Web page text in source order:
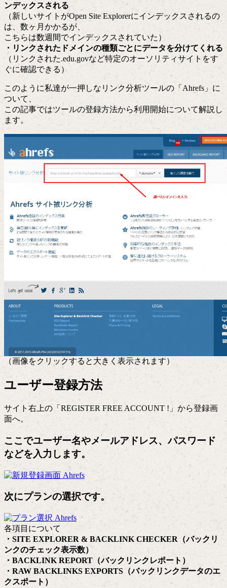
ンデックスされる
（新しいサイトがOpen Site Explorerにインデックスされるの
は、数ヶ月かかるが、
こちらは数週間でインデックスされていた）
・リンクされたドメインの種類ごとにデータを分けてくれる
（リンクされた.edu.govなど特定のオーソリティサイトをす
ぐに確認できる）
このように私達が一押しなリンク分析ツールの「Ahrefs」に
ついて、
この記事ではツールの登録方法から利用開始について解説し
ます。
（画像をクリックすると大きく表示されます）
ユーザー登録方法
サイト右上の「REGISTER FREE ACCOUNT !」から登録画
面へ。
ここでユーザー名やメールアドレス、パスワード
などを入力します。
次にプランの選択です。
各項目について
・SITE EXPLORER & BACKLINK CHECKER（バックリ
ンクのチェック表示数）
・BACKLINK REPORT（バックリンクレポート）
・RAW BACKLINKS EXPORTS（バックリンクデータのエ
クスポート）